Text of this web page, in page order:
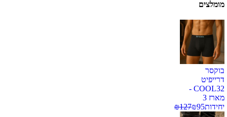
מומלצים
בוקסר
דרייפיט
COOL32 -
מארז 3
יחידות
₪95
₪127